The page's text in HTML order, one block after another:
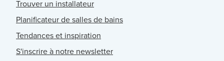
Trouver un installateur
Planificateur de salles de bains
Tendances et inspiration
S'inscrire à notre newsletter